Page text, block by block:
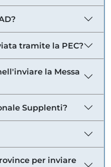
tramite la PEC?
la Messa
Supplenti?
per inviare